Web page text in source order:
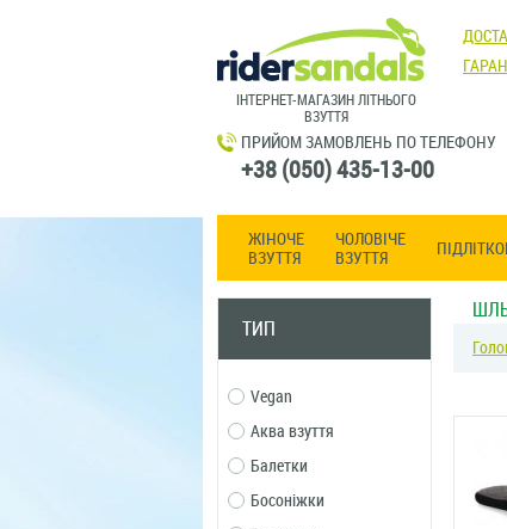
ІНТЕРНЕТ-МАГАЗИН ЛІТНЬОГО
ВЗУТТЯ
ПРИЙОМ ЗАМОВЛЕНЬ ПО ТЕЛЕФОНУ
+38 (050) 435-13-00
ЖІНОЧЕ
ВЗУТТЯ
ЧОЛОВІЧЕ
ВЗУТТЯ
ТИП
Vegan
Аква взуття
Балетки
Босоніжки